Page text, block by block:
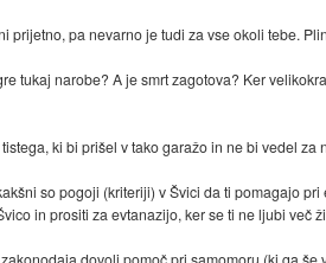
prijetno, pa nevarno je tudi za vse okoli tebe.
tukaj narobe? A je smrt zagotova? Ker
ki bi prišel v tako garažo in ne bi vedel za
so pogoji (kriteriji) v Švici da ti pomagajo
in prositi za evtanazijo, ker se ti ne ljubi več
dovoli pomoč pri samomoru (ki ga